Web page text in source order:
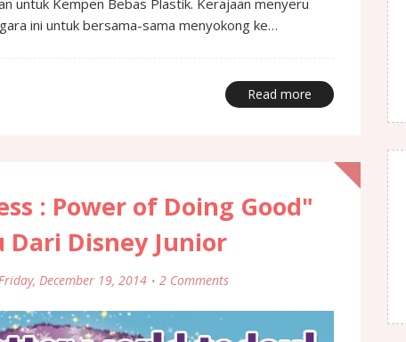
untuk Kempen Bebas Plastik. Kerajaan menyeru
ini untuk bersama-sama menyokong ke…
Read more
: Power of Doing Good"
Dari Disney Junior
December 19, 2014 2 Comments